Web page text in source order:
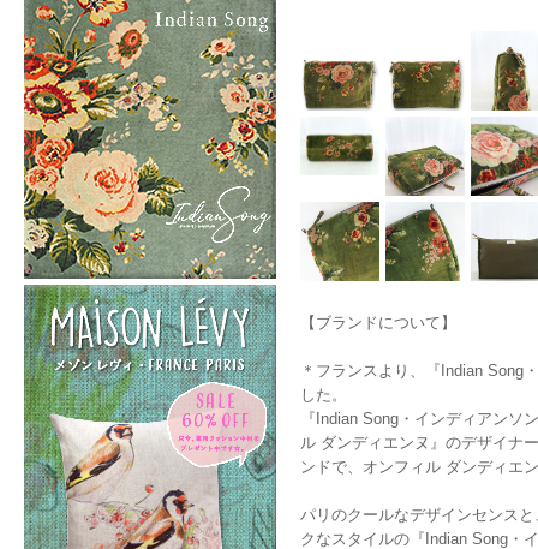
【ブランドについて】
＊フランスより、『Indian Song
した。
『Indian Song・インディアン
ル ダンディエンヌ』のデザイナ
ンドで、オンフィル ダンディエ
パリのクールなデザインセンス
クなスタイルの『Indian Song・